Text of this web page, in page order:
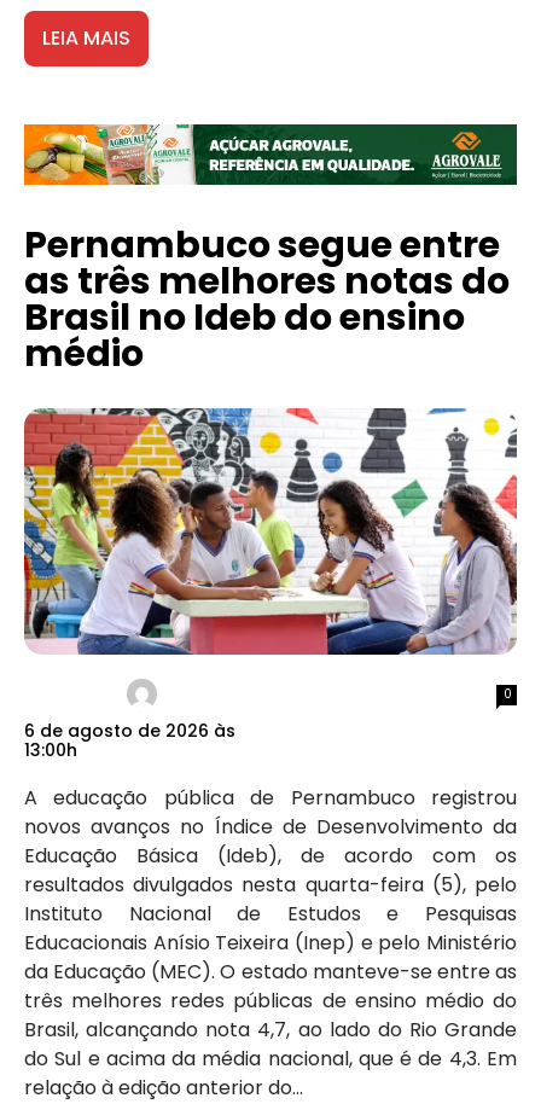
LEIA MAIS
Pernambuco segue entre
as três melhores notas do
Brasil no Ideb do ensino
médio
6 de agosto de 2026 às
13:00h
0
A educação pública de Pernambuco registrou
novos avanços no Índice de Desenvolvimento da
Educação Básica (Ideb), de acordo com os
resultados divulgados nesta quarta-feira (5), pelo
Instituto Nacional de Estudos e Pesquisas
Educacionais Anísio Teixeira (Inep) e pelo Ministério
da Educação (MEC). O estado manteve-se entre as
três melhores redes públicas de ensino médio do
Brasil, alcançando nota 4,7, ao lado do Rio Grande
do Sul e acima da média nacional, que é de 4,3. Em
relação à edição anterior do...